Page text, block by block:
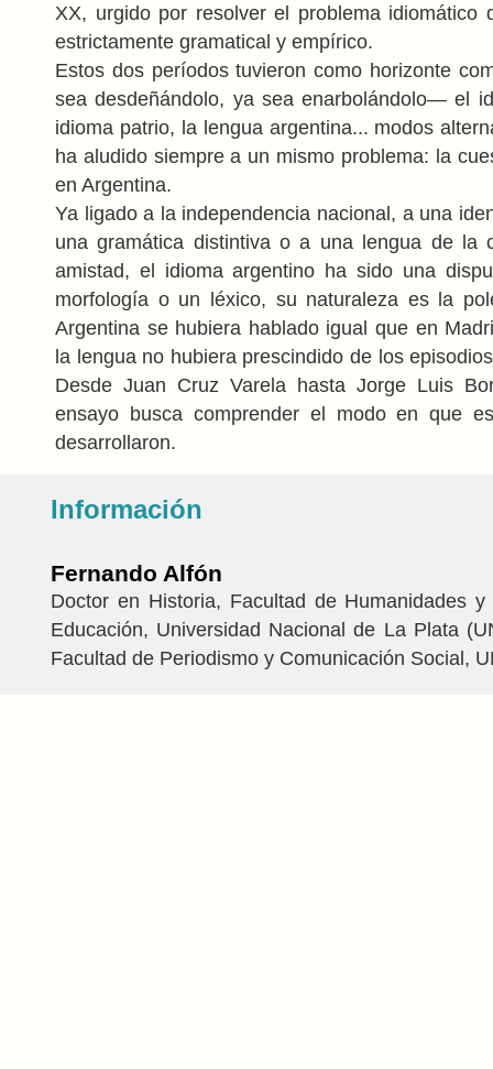
XX, urgido por resolver el problema idiomático
estrictamente gramatical y empírico.
Estos dos períodos tuvieron como horizonte
sea desdeñándolo, ya sea enarbolándolo— el
idioma patrio, la lengua argentina... modos
ha aludido siempre a un mismo problema: la
en Argentina.
Ya ligado a la independencia nacional, a una
una gramática distintiva o a una lengua de la
amistad, el idioma argentino ha sido una
morfología o un léxico, su naturaleza es la
Argentina se hubiera hablado igual que en
la lengua no hubiera prescindido de los
Desde Juan Cruz Varela hasta Jorge Luis
ensayo busca comprender el modo en que
desarrollaron.
Información
Fernando Alfón
Doctor en Historia, Facultad de Humanidades
Educación, Universidad Nacional de La Plata
Facultad de Periodismo y Comunicación Social,